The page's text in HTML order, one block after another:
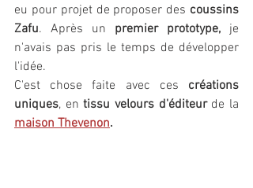
eu pour projet de proposer des coussins
Zafu. Après un premier prototype, je
n'avais pas pris le temps de développer
l'idée.
C'est chose faite avec ces créations
uniques, en tissu velours d'éditeur
maison Thevenon.